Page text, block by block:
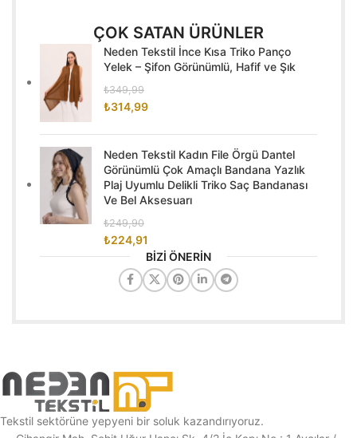
ÇOK SATAN ÜRÜNLER
Neden Tekstil İnce Kısa Triko Panço
Yelek – Şifon Görünümlü, Hafif ve Şık
₺349,99
₺314,99
Neden Tekstil Kadın File Örgü Dantel
Görünümlü Çok Amaçlı Bandana Yazlık
Plaj Uyumlu Delikli Triko Saç Bandanası
Ve Bel Aksesuarı
₺249,90
₺224,91
BİZİ ÖNERİN
Tekstil sektörüne yepyeni bir soluk kazandırıyoruz.